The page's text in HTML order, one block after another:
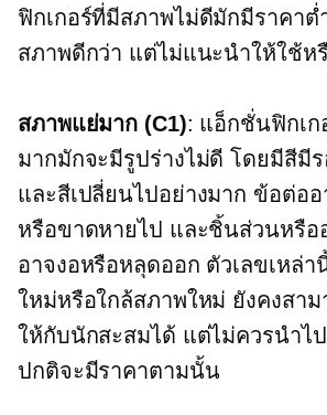
ฟิกเกอร์ที่มีสภาพไม่ดีมักมีราคาต่
สภาพดีกว่า แต่ไม่แนะนำให้ใช้ห
สภาพแย่มาก (C1): แอ็กชั่นฟิกเ
มากมักจะมีรูปร่างไม่ดี โดยมีสีมี
และสีเปลี่ยนไปอย่างมาก ข้อต่อ
หรือขาดหายไป และชิ้นส่วนหรือ
อาจงอหรือหลุดออก ตัวเลขเหล่
ใหม่หรือใกล้สภาพใหม่ ยังคงสา
ให้กับนักสะสมได้ แต่ไม่ควรนำไ
ปกติจะมีราคาตามนั้น